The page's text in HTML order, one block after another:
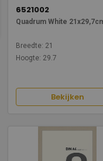
6521002
Quadrum White
Breedte: 21
Hoogte: 29.7
Bekijken